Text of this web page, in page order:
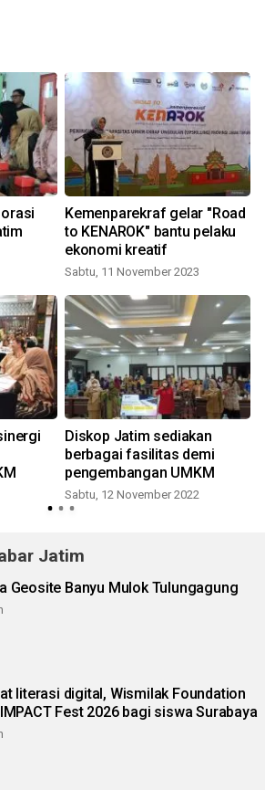
Kemenparekraf gelar "Road
to KENAROK" bantu pelaku
ekonomi kreatif
Sabtu, 11 November 2023
Diskop Jatim sediakan
berbagai fasilitas demi
pengembangan UMKM
Sabtu, 12 November 2022
Jatim
Geosite Banyu Mulok Tulungagung
literasi digital, Wismilak Foundation
Fest 2026 bagi siswa Surabaya